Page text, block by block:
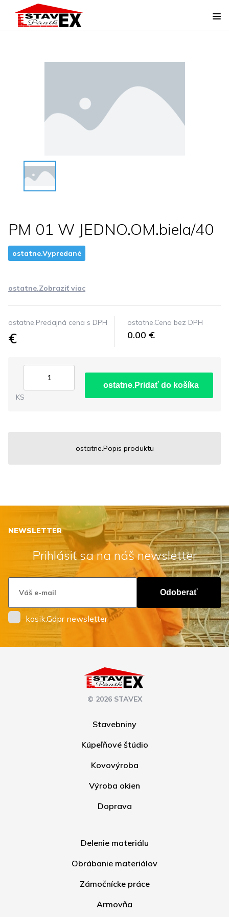
PM 01 W JEDNO.OM.biela/40
ostatne.Vypredané
ostatne.Zobraziť viac
ostatne.Predajná cena s DPH
€
ostatne.Cena bez DPH
0.00 €
KS
ostatne.Pridať do košíka
ostatne.Popis produktu
NEWSLETTER
Prihlásiť sa na náš newsletter
Odoberať
kosik.Gdpr newsletter
© 2026 STAVEX
Stavebniny
Kúpeľňové štúdio
Kovovýroba
Výroba okien
Doprava
Delenie materiálu
Obrábanie materiálov
Zámočnícke práce
Armovňa